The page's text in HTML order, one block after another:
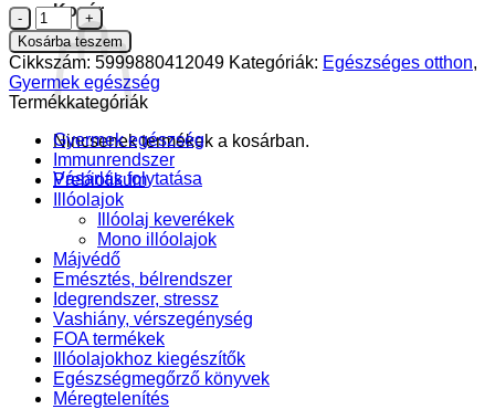
Kosár
Nincsenek termékek a kosárban.
Vásárlás folytatása
Arianna
Bébi
Zsepi
orrszívó
porszívó
új
modell
-
1
db
mennyiség
Kosárba teszem
Cikkszám: 5999880412049 Kategóriák: Egészséges otthon,
Gyermek egészség
Termékkategóriák
Gyermek egészség
Immunrendszer
Prebiotikum
Illóolajok
Illóolaj keverékek
Mono illóolajok
Májvédő
Emésztés, bélrendszer
Idegrendszer, stressz
Vashiány, vérszegénység
FOA termékek
Illóolajokhoz kiegészítők
Egészségmegőrző könyvek
Méregtelenítés